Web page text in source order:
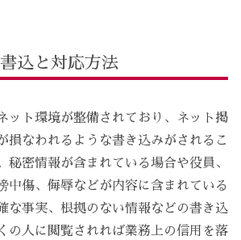
込と対応方法
ット環境が整備されており、ネット掲
損なわれるような書き込みがされるこ
秘密情報が含まれている場合や役員、
中傷、侮辱などが内容に含まれている
な事実、根拠のない情報などの書き込
の人に閲覧されれば業務上の信用を落